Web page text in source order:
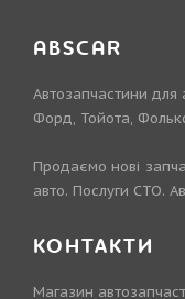
ABSCAR
Автозапчастини для
Форд, Тойота,
Продаємо нові
авто. Послуги СТО.
КОНТАКТИ
Магазин